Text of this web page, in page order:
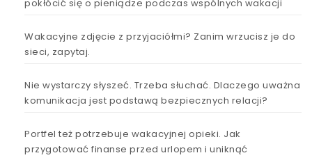
pokłócić się o pieniądze podczas wspólnych wakacji
Wakacyjne zdjęcie z przyjaciółmi? Zanim wrzucisz je do
sieci, zapytaj.
Nie wystarczy słyszeć. Trzeba słuchać. Dlaczego uważna
komunikacja jest podstawą bezpiecznych relacji?
Portfel też potrzebuje wakacyjnej opieki. Jak
przygotować finanse przed urlopem i uniknąć